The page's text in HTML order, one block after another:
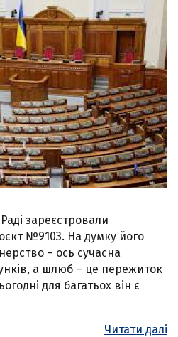
зареєстровали
№9103. На думку його
– ось сучасна
а шлюб – це пережиток
для багатьох він є
Читати далі